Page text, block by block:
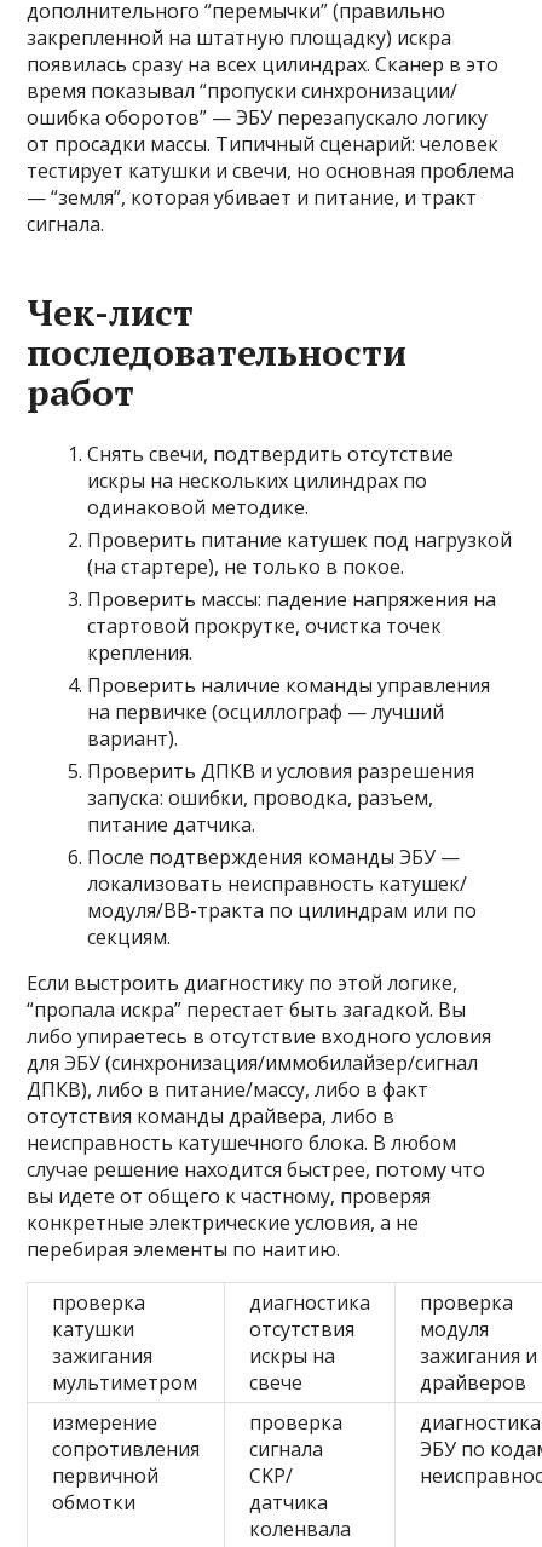
дополнительного “перемычки” (правильно
закрепленной на штатную площадку) искра
появилась сразу на всех цилиндрах. Сканер в это
время показывал “пропуски синхронизации/
ошибка оборотов” — ЭБУ перезапускало логику
от просадки массы. Типичный сценарий: человек
тестирует катушки и свечи, но основная проблема
— “земля”, которая убивает и питание, и тракт
сигнала.
Чек-лист
последовательности
работ
Снять свечи, подтвердить отсутствие
искры на нескольких цилиндрах по
одинаковой методике.
Проверить питание катушек под нагрузкой
(на стартере), не только в покое.
Проверить массы: падение напряжения на
стартовой прокрутке, очистка точек
крепления.
Проверить наличие команды управления
на первичке (осциллограф — лучший
вариант).
Проверить ДПКВ и условия разрешения
запуска: ошибки, проводка, разъем,
питание датчика.
После подтверждения команды ЭБУ —
локализовать неисправность катушек/
модуля/ВВ-тракта по цилиндрам или по
секциям.
Если выстроить диагностику по этой логике,
“пропала искра” перестает быть загадкой. Вы
либо упираетесь в отсутствие входного условия
для ЭБУ (синхронизация/иммобилайзер/сигнал
ДПКВ), либо в питание/массу, либо в факт
отсутствия команды драйвера, либо в
неисправность катушечного блока. В любом
случае решение находится быстрее, потому что
вы идете от общего к частному, проверяя
конкретные электрические условия, а не
перебирая элементы по наитию.
проверка
катушки
зажигания
мультиметром
диагностика
отсутствия
искры на
свече
проверка
модуля
зажигания и
драйверов
измерение
сопротивления
первичной
обмотки
проверка
сигнала
CKP/
датчика
коленвала
диагностика
ЭБУ по